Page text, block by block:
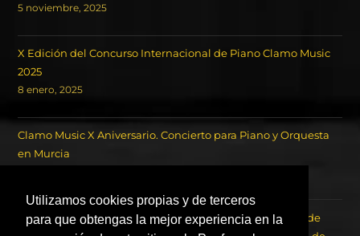
Utilizamos cookies propias y de terceros
para que obtengas la mejor experiencia en la
5 noviembre, 2025
X Edición del Concurso Internacional de Piano Clamo Music
2025
8 enero, 2025
Clamo Music X Aniversario. Concierto para Piano y Orquesta
en Murcia
Concierto de los Ganadores del Concurso Internacional de